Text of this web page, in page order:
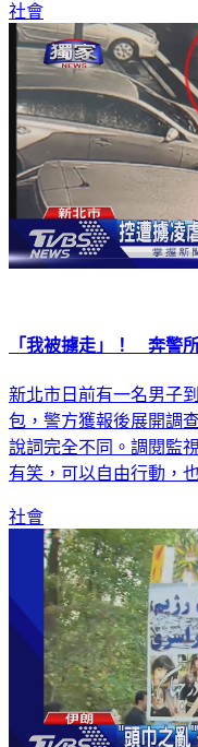
社會
「我被擄走」！ 奔警
新北市日前有一名男子
包，警方獲報後展開調
說詞完全不同。調閱監
有笑，可以自由行動，
社會